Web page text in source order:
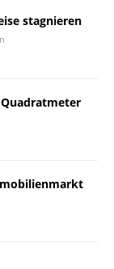
stagnieren